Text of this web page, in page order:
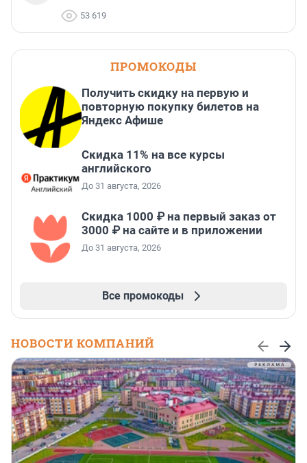
53 619
ПРОМОКОДЫ
Получить скидку на первую и
повторную покупку билетов на
Яндекс Афише
Скидка 11% на все курсы
английского
До 31 августа, 2026
Скидка 1000 ₽ на первый заказ от
3000 ₽ на сайте и в приложении
До 31 августа, 2026
Все промокоды
НОВОСТИ КОМПАНИЙ